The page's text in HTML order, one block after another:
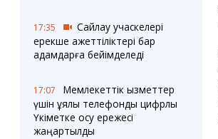
17:35
Сайлау учаскелері
ерекше қажеттіліктері бар
адамдарға бейімделеді
17:07
Мемлекеттік қызметтер
үшін ұялы телефонды цифрлық
Үкіметке қосу ережесі
жаңартылды